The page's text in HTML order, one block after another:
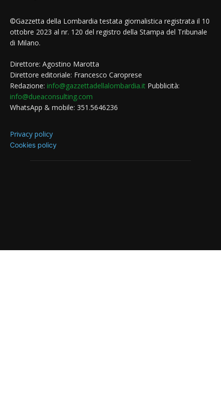
©Gazzetta della Lombardia testata giornalistica registrata il 10
ottobre 2023 al nr. 120 del registro della Stampa del Tribunale
di Milano.
Direttore: Agostino Marotta
Direttore editoriale: Francesco Caroprese
Redazione: info@gazzettadellalombardia.it Pubblicità:
info@dueaconsulting.com
WhatsApp & mobile: 351.5646236
Privacy policy
Cookies policy